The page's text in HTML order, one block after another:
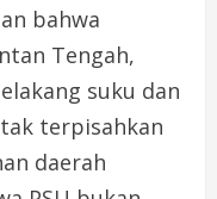
bahwa
Tengah,
suku dan
terpisahkan
daerah